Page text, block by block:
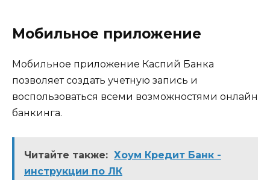
Мобильное приложение
Мобильное приложение Каспий Банка
позволяет создать учетную запись и
воспользоваться всеми возможностями онлайн
банкинга.
Читайте также: Хоум Кредит Банк -
инструкции по ЛК